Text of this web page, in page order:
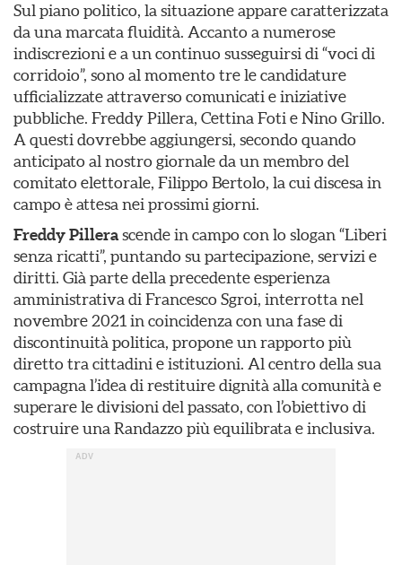
Sul piano politico, la situazione appare caratterizzata
da una marcata fluidità. Accanto a numerose
indiscrezioni e a un continuo susseguirsi di “voci di
corridoio”, sono al momento tre le candidature
ufficializzate attraverso comunicati e iniziative
pubbliche. Freddy Pillera, Cettina Foti e Nino Grillo.
A questi dovrebbe aggiungersi, secondo quando
anticipato al nostro giornale da un membro del
comitato elettorale, Filippo Bertolo, la cui discesa in
campo è attesa nei prossimi giorni.
Freddy Pillerascende in campo con lo slogan “Liberi
senza ricatti”, puntando su partecipazione, servizi e
diritti. Già parte della precedente esperienza
amministrativa di Francesco Sgroi, interrotta nel
novembre 2021 in coincidenza con una fase di
discontinuità politica, propone un rapporto più
diretto tra cittadini e istituzioni. Al centro della sua
campagna l’idea di restituire dignità alla comunità e
superare le divisioni del passato, con l’obiettivo di
costruire una Randazzo più equilibrata e inclusiva.